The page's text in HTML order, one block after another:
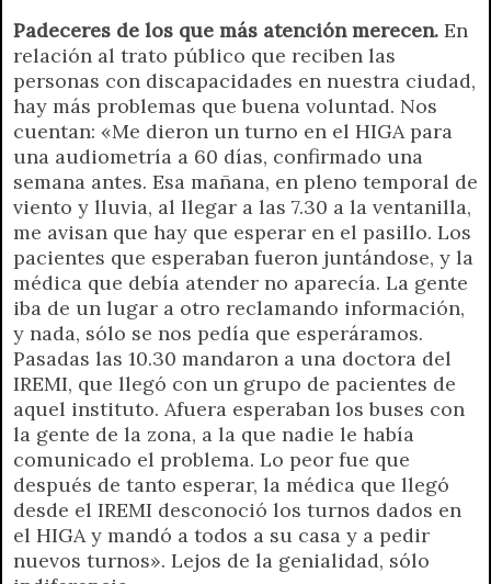
Padeceres de los que más atención merecen. En
relación al trato público que reciben las
personas con discapacidades en nuestra ciudad,
hay más problemas que buena voluntad. Nos
cuentan: «Me dieron un turno en el HIGA para
una audiometría a 60 días, confirmado una
semana antes. Esa mañana, en pleno temporal de
viento y lluvia, al llegar a las 7.30 a la ventanilla,
me avisan que hay que esperar en el pasillo. Los
pacientes que esperaban fueron juntándose, y la
médica que debía atender no aparecía. La gente
iba de un lugar a otro reclamando información,
y nada, sólo se nos pedía que esperáramos.
Pasadas las 10.30 mandaron a una doctora del
IREMI, que llegó con un grupo de pacientes de
aquel instituto. Afuera esperaban los buses con
la gente de la zona, a la que nadie le había
comunicado el problema. Lo peor fue que
después de tanto esperar, la médica que llegó
desde el IREMI desconoció los turnos dados en
el HIGA y mandó a todos a su casa y a pedir
nuevos turnos». Lejos de la genialidad, sólo